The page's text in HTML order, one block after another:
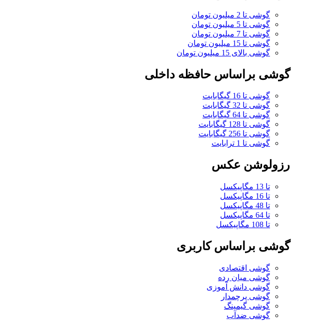
گوشی تا 2 میلیون تومان
گوشی تا 5 میلیون تومان
گوشی تا 7 میلیون تومان
گوشی تا 15 میلیون تومان
گوشی بالای 15 میلیون تومان
گوشی براساس حافظه داخلی
گوشی تا 16 گیگابایت
گوشی تا 32 گیگابایت
گوشی تا 64 گیگابایت
گوشی تا 128 گیگابایت
گوشی تا 256 گیگابایت
گوشی تا 1 ترابایت
رزولوشن عکس
تا 13 مگاپیکسل
تا 16 مگاپیکسل
تا 48 مگاپیکسل
تا 64 مگاپیکسل
تا 108 مگاپیکسل
گوشی براساس کاربری
گوشی اقتصادی
گوشی میان رده
گوشی دانش آموزی
گوشی پرچمدار
گوشی گیمینگ
گوشی ضدآب